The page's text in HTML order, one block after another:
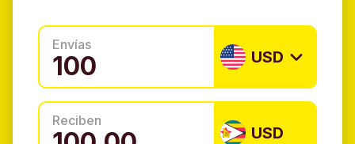
Envías
USD
Reciben
USD